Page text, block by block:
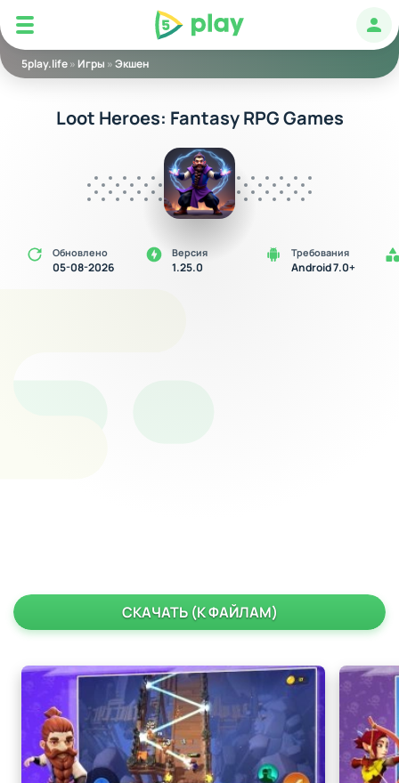
5play
5play.life» Игры »Экшен
Loot Heroes: Fantasy RPG Games
Обновлено
05-08-2026
Версия
1.25.0
Требования
Android 7.0+
СКАЧАТЬ (К ФАЙЛАМ)